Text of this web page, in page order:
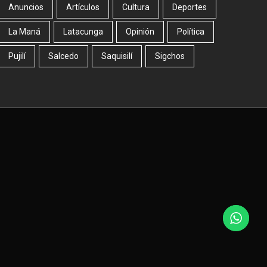
Anuncios Artículos Cultura Deportes
La Maná Latacunga Opinión Política
Pujilí Salcedo Saquisilí Sigchos